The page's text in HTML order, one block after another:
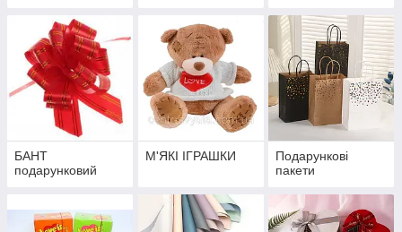
БАНТ
подарунковий
М'ЯКІ ІГРАШКИ
Подарункові
пакети